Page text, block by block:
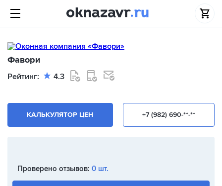
Фавори
Рейтинг: 4.3
+7 (982) 690-**-**
КАЛЬКУЛЯТОР ЦЕН
Проверено отзывов: 0 шт.